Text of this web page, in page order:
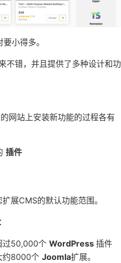
要小得多。
不错，并且提供了多种设计和功
网站上安装新功能的过程各有
插件
展CMS的默认功能范围。
过50,000个 WordPress 插件
约8000个 Joomla扩展。